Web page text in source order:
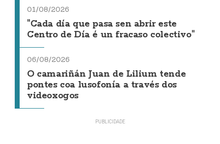
01/08/2026
"Cada día que pasa sen abrir este
Centro de Día é un fracaso colectivo"
06/08/2026
O camariñán Juan de Lilium tende
pontes coa lusofonía a través dos
videoxogos